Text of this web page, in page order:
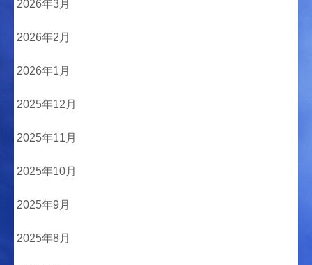
2026年3月
2026年2月
2026年1月
2025年12月
2025年11月
2025年10月
2025年9月
2025年8月